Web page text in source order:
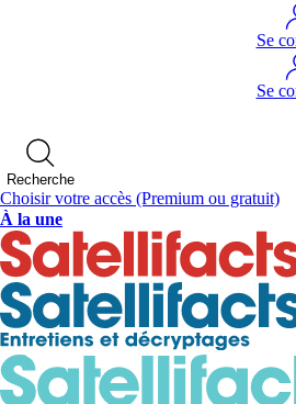
Se
Se
Recherche
Choisir votre accès (Premium ou gratuit)
À la une